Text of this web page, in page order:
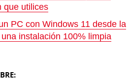
que utilices
PC con Windows 11 desde la
instalación 100% limpia